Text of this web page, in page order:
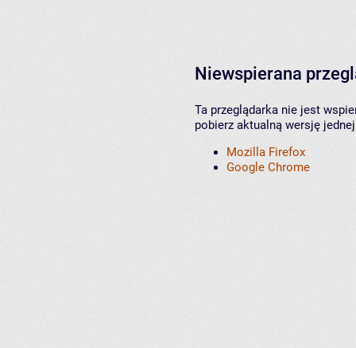
Niewspierana
Ta przeglądarka nie jest
pobierz aktualną wersję
Mozilla Firefox
Google Chrome